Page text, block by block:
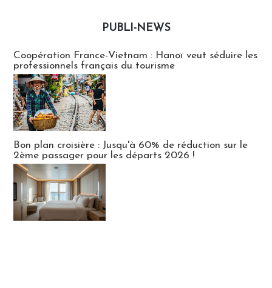
PUBLI-NEWS
Coopération France-Vietnam : Hanoï veut séduire les
professionnels français du tourisme
Bon plan croisière : Jusqu'à 60% de réduction sur le
2ème passager pour les départs 2026 !